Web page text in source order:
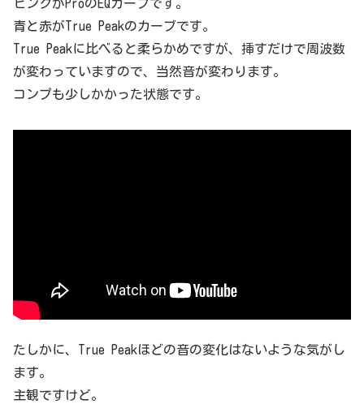
ピンクがProのEQカーブです。
青と赤がTrue Peakのカーブです。
True Peakに比べると柔らかめですが、挿すだけで周波数
が変わっていますので、当然音が変わります。
コンプも少しかかった状態です。
たしかに、True Peakほどの音の変化はないような気がし
ます。
主観ですけど。